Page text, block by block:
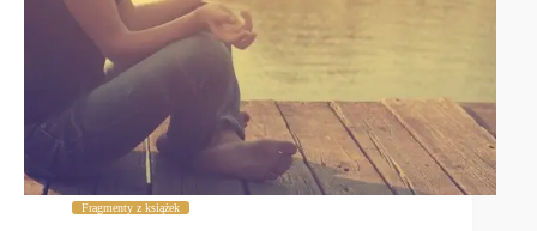
Fragmenty z książek